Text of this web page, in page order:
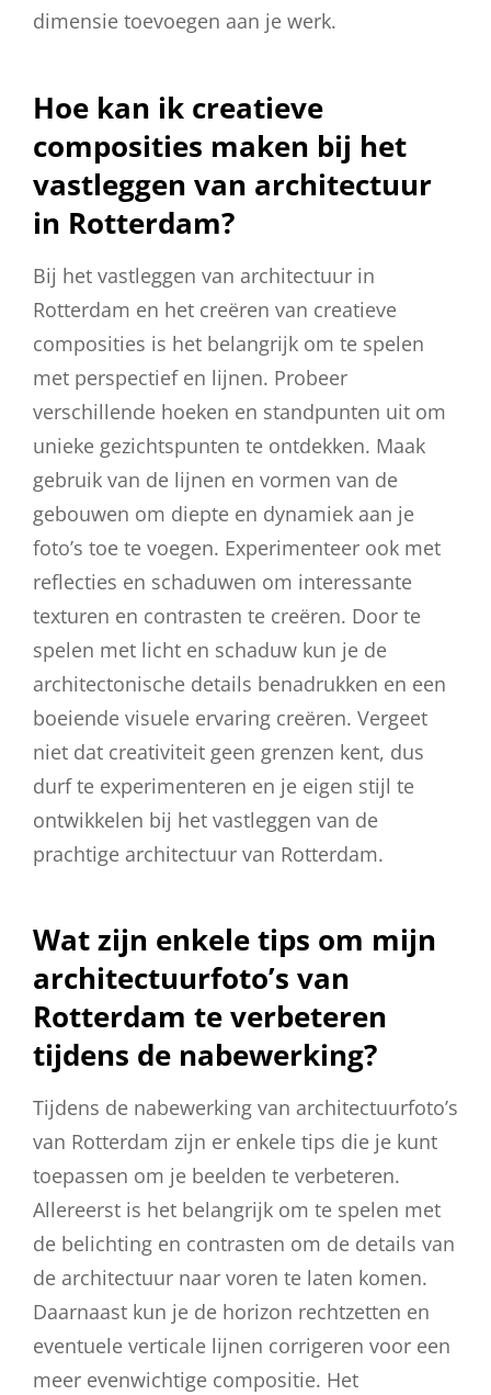
dimensie toevoegen aan je werk.
Hoe kan ik creatieve
composities maken bij het
vastleggen van architectuur
in Rotterdam?
Bij het vastleggen van architectuur in
Rotterdam en het creëren van creatieve
composities is het belangrijk om te spelen
met perspectief en lijnen. Probeer
verschillende hoeken en standpunten uit om
unieke gezichtspunten te ontdekken. Maak
gebruik van de lijnen en vormen van de
gebouwen om diepte en dynamiek aan je
foto’s toe te voegen. Experimenteer ook met
reflecties en schaduwen om interessante
texturen en contrasten te creëren. Door te
spelen met licht en schaduw kun je de
architectonische details benadrukken en een
boeiende visuele ervaring creëren. Vergeet
niet dat creativiteit geen grenzen kent, dus
durf te experimenteren en je eigen stijl te
ontwikkelen bij het vastleggen van de
prachtige architectuur van Rotterdam.
Wat zijn enkele tips om mijn
architectuurfoto’s van
Rotterdam te verbeteren
tijdens de nabewerking?
Tijdens de nabewerking van architectuurfoto’s
van Rotterdam zijn er enkele tips die je kunt
toepassen om je beelden te verbeteren.
Allereerst is het belangrijk om te spelen met
de belichting en contrasten om de details van
de architectuur naar voren te laten komen.
Daarnaast kun je de horizon rechtzetten en
eventuele verticale lijnen corrigeren voor een
meer evenwichtige compositie. Het